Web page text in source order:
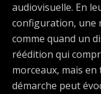
audiovisuelle. En
configuration, une
comme quand un
réédition qui
morceaux, mais
démarche peut